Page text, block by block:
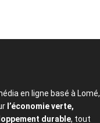
en ligne basé à Lomé,
l’économie verte,
durable, tout